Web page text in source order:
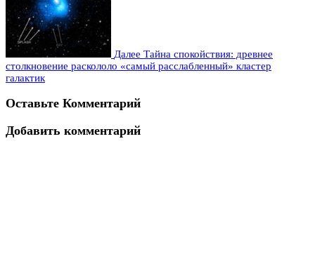
Далее Тайна спокойствия: древнее
столкновение раскололо «самый расслабленный» кластер
галактик
Оставьте Комментарий
Добавить комментарий